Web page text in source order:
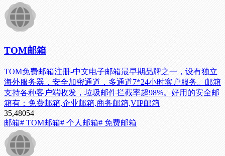
TOM邮箱
TOM免费邮箱注册-中文电子邮箱最早期品牌之一，设有独立
海外服务器，安全加密通道，多通道7*24小时客户服务。邮箱
支持各种客户端收发，垃圾邮件拦截率超98%。好用的安全邮
箱有：免费邮箱,企业邮箱,商务邮箱,VIP邮箱
35,48054
邮箱# TOM邮箱# 个人邮箱# 免费邮箱